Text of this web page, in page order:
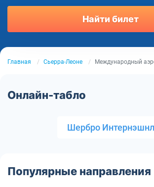
Найти билет
Главная Сьерра-Леоне Международный
Онлайн-табло
Шербро Интернэшнл
Популярные направления